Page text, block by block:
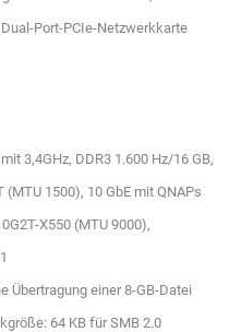
Port-PCIe-Netzwerkkarte
3,4GHz, DDR3 1.600 Hz/16 GB,
(MTU 1500), 10 GbE mit QNAPs
X550 (MTU 9000),
Übertragung einer 8-GB-Datei
64 KB für SMB 2.0